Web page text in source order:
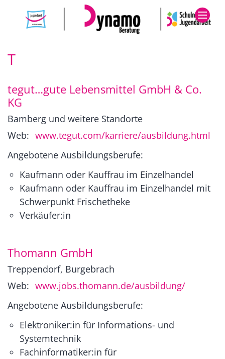
Zum Inhalt springen
T
tegut…gute Lebensmittel GmbH & Co.
KG
Bamberg und weitere Standorte
Web: www.tegut.com/karriere/ausbildung.html
Angebotene Ausbildungsberufe:
Kaufmann oder Kauffrau im Einzelhandel
Kaufmann oder Kauffrau im Einzelhandel mit
Schwerpunkt Frischetheke
Verkäufer:in
Thomann GmbH
Treppendorf, Burgebrach
Web: www.jobs.thomann.de/ausbildung/
Angebotene Ausbildungsberufe:
Elektroniker:in für Informations- und
Systemtechnik
Fachinformatiker:in für